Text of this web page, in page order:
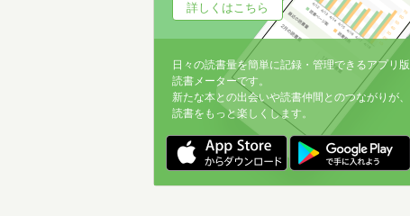
詳しくはこちら
日々の読書量を簡単に記録・管理できるアプリ版
読書メーターです。
新たな本との出会いや読書仲間とのつながりが、
読書をもっと楽しくします。